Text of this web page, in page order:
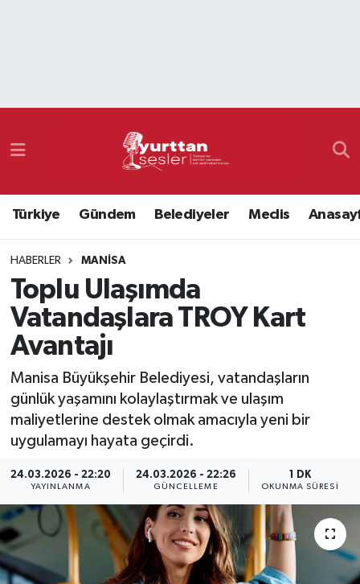
Türkiye Gündem Belediyeler Meclis
HABERLER MANISA
Toplu Ulaşımda
Vatandaşlara TROY Kart
Avantajı
Manisa Büyükşehir Belediyesi, vatandaşların
günlük yaşamını kolaylaştırmak ve ulaşım
maliyetlerine destek olmak amacıyla yeni bir
uygulamayı hayata geçirdi.
24.03.2026 - 22:20
YAYINLANMA
24.03.2026 - 22:26
GÜNCELLEME
1 DK
OKUNMA SÜRESI
Namaz Vakitleri
Süper Lig Puan Durumu ve Fikstür
Tüm Manşetler
Son Dakika Haberleri
Haber Arşivi